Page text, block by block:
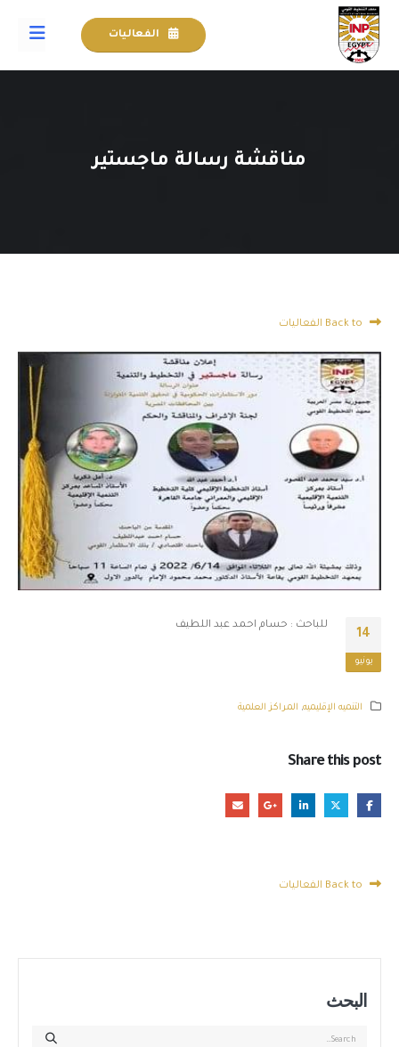
الفعاليات
مناقشة رسالة ماجستير
14
يونيو
للباحث : حسام احمد عبد اللطيف
التنميه الإقليميه, المراكز العلمية
Share this post
البحث